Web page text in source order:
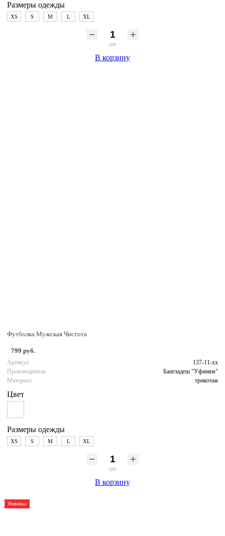
Размеры одежды
XS S M L XL
шт
В корзину
Футболка Мужская Чистота
799 руб.
Артикул
137-11-хх
Производитель
Бангладеш "Уфиням"
Материал
трикотаж
Цвет
Размеры одежды
XS S M L XL
шт
В корзину
Новинка